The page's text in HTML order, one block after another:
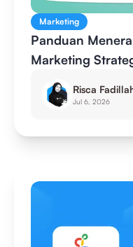
Marketing
Panduan
Marketing
Risca
Jul 6, 2026